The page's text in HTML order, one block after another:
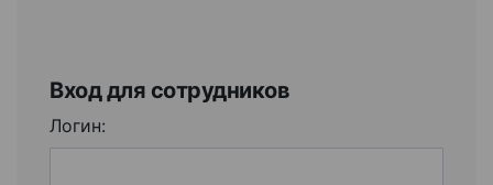
Вход для сотрудников
Логин: